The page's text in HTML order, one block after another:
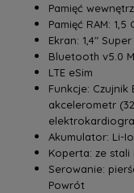
Pamięć
Pamięć RAM: 1,5
Ekran: 1,4"
Bluetooth v5.0
LTE eSim
Funkcje:
akcelerometr
Akumulator: Li-
Koperta: ze stali
Serowanie:
Powrót